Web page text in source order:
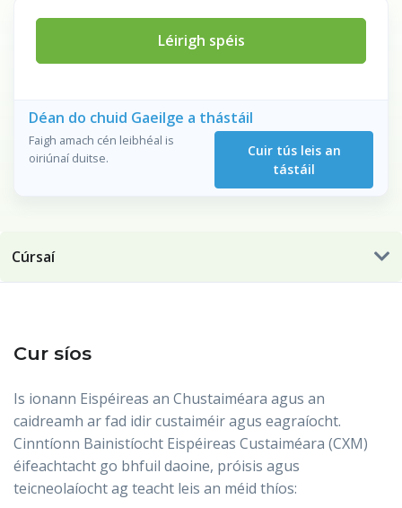
Cúrsaí
Léirigh spéis
Déan do chuid Gaeilge a thástáil
Faigh amach cén leibhéal is
oiriúnaí duitse.
Cuir tús leis an
tástáil
Cur síos
Is ionann Eispéireas an Chustaiméara agus an
caidreamh ar fad idir custaiméir agus eagraíocht.
Cinntíonn Bainistíocht Eispéireas Custaiméara (CXM)
éifeachtacht go bhfuil daoine, próisis agus
teicneolaíocht ag teacht leis an méid thíos: